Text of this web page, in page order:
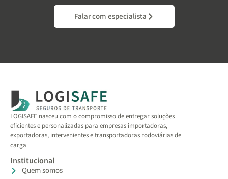
Falar com especialista
LOGISAFE nasceu com o compromisso de entregar soluções
eficientes e personalizadas para empresas importadoras,
exportadoras, intervenientes e transportadoras rodoviárias de
carga
Institucional
Quem somos